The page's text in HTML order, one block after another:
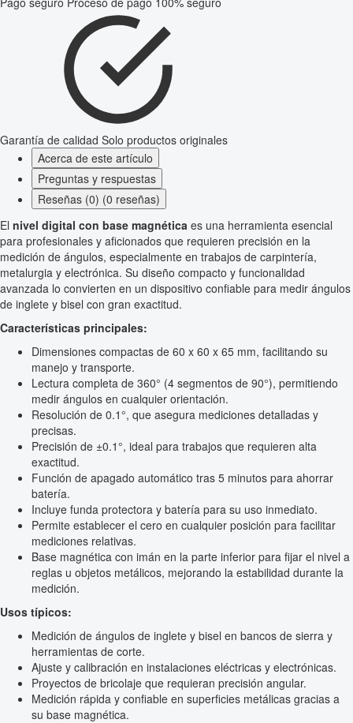
Garantía de calidad Solo productos originales
Acerca de este artículo
Preguntas y respuestas
Reseñas (0) (0 reseñas)
El nivel digital con base magnética es una herramienta esencial
para profesionales y aficionados que requieren precisión en la
medición de ángulos, especialmente en trabajos de carpintería,
metalurgia y electrónica. Su diseño compacto y funcionalidad
avanzada lo convierten en un dispositivo confiable para medir ángulos
de inglete y bisel con gran exactitud.
Características principales:
Dimensiones compactas de 60 x 60 x 65 mm, facilitando su
manejo y transporte.
Lectura completa de 360° (4 segmentos de 90°), permitiendo
medir ángulos en cualquier orientación.
Resolución de 0.1°, que asegura mediciones detalladas y
precisas.
Precisión de ±0.1°, ideal para trabajos que requieren alta
exactitud.
Función de apagado automático tras 5 minutos para ahorrar
batería.
Incluye funda protectora y batería para su uso inmediato.
Permite establecer el cero en cualquier posición para facilitar
mediciones relativas.
Base magnética con imán en la parte inferior para fijar el nivel a
reglas u objetos metálicos, mejorando la estabilidad durante la
medición.
Usos típicos:
Medición de ángulos de inglete y bisel en bancos de sierra y
herramientas de corte.
Ajuste y calibración en instalaciones eléctricas y electrónicas.
Proyectos de bricolaje que requieran precisión angular.
Medición rápida y confiable en superficies metálicas gracias a
su base magnética.